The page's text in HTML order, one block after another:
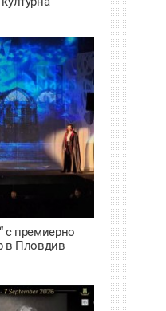
с премиерно
в Пловдив